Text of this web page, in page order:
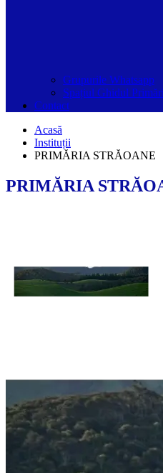
Grupurile Whatsapp
Spațiul Ghidul
Contact
Acasă
Instituții
PRIMĂRIA STRĂOANE
PRIMĂRIA